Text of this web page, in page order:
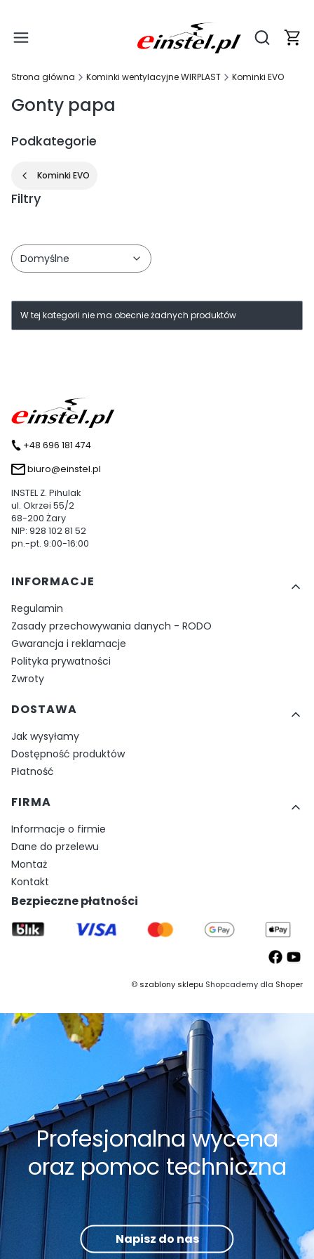
Otwórz
Strona główna Kominki wentylacyjne WIRPLAST Kominki EVO
Gonty papa
Podkategorie
Kominki EVO
Filtry
Domyślne
Lista produktów
W tej kategorii nie ma obecnie żadnych produktów
+48 696 181 474
biuro@einstel.pl
INSTEL Z. Pihulak
ul. Okrzei 55/2
68-200 Żary
NIP: 928 102 81 52
pn.-pt. 9:00-16:00
Linki w stopce
INFORMACJE
Regulamin
Zasady przechowywania danych - RODO
Gwarancja i reklamacje
Polityka prywatności
Zwroty
DOSTAWA
Jak wysyłamy
Dostępność produktów
Płatność
FIRMA
Informacje o firmie
Dane do przelewu
Montaż
Kontakt
Bezpieczne płatności
©szablony sklepu Shopcademy dla Shoper
Profesjonalna wycena
oraz pomoc techniczna
Napisz do nas